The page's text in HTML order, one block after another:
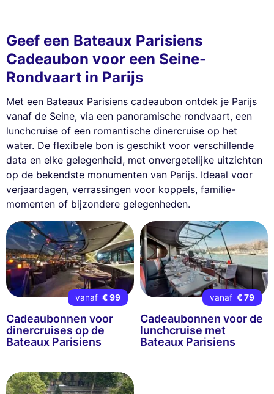
Geef een Bateaux Parisiens
Cadeaubon voor een Seine-
Rondvaart in Parijs
Met een Bateaux Parisiens cadeaubon ontdek je Parijs
vanaf de Seine, via een panoramische rondvaart, een
lunchcruise of een romantische dinercruise op het
water. De flexibele bon is geschikt voor verschillende
data en elke gelegenheid, met onvergetelijke uitzichten
op de bekendste monumenten van Parijs. Ideaal voor
verjaardagen, verrassingen voor koppels, familie-
momenten of bijzondere gelegenheden.
vanaf € 99
Cadeaubonnen voor
dinercruises op de
Bateaux Parisiens
vanaf € 79
Cadeaubonnen voor de
lunchcruise met
Bateaux Parisiens